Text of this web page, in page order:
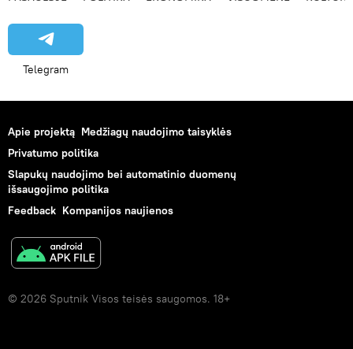
Telegram
Apie projektą Medžiagų naudojimo taisyklės
Privatumo politika
Slapukų naudojimo bei automatinio duomenų
išsaugojimo politika
Feedback Kompanijos naujienos
© 2026 Sputnik Visos teisės saugomos. 18+